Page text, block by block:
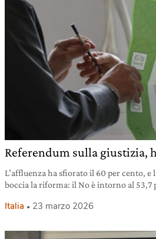
Referendum sulla giustizia,
L’affluenza ha sfiorato il 60 per cento,
boccia la riforma: il No è intorno al 53,7
Italia 23 marzo 2026